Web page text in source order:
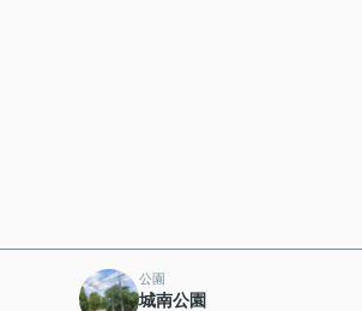
公園
城南公園